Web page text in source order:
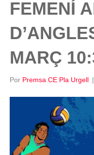
FEMENÍ
MARÇ
Por Premsa CE Pla Urgell |